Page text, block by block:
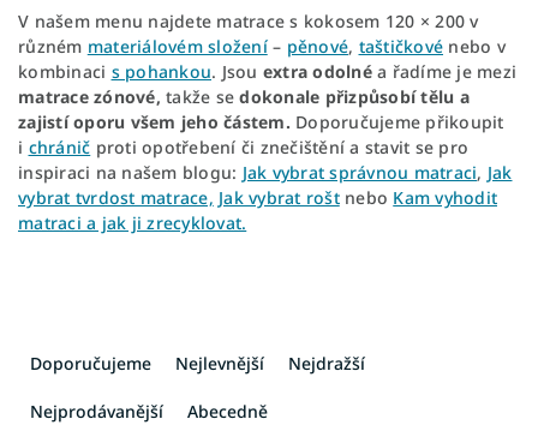
V našem menu najdete matrace s kokosem 120 × 200 v
různém materiálovém složení– pěnové, taštičkové nebo v
kombinaci s pohankou. Jsou extra odolnéa řadíme je mezi
matrace zónové, takže sedokonale přizpůsobí tělu a
zajistí oporu všem jeho částem. Doporučujeme přikoupit
i chránič proti opotřebení či znečištění a stavit se pro
inspiraci na našem blogu: Jak vybrat správnou matraci, Jak
vybrat tvrdost matrace, Jak vybrat roštnebo Kam vyhodit
matraci a jak ji zrecyklovat.
Doporučujeme Nejlevnější Nejdražší
Nejprodávanější Abecedně